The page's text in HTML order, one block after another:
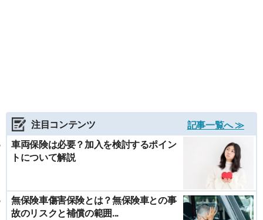
注目コンテンツ
記事一覧へ ≫
車両保険は必要？加入を検討するポイン
トについて解説
無保険車傷害保険とは？無保険車との事
故のリスクと補償の範囲...